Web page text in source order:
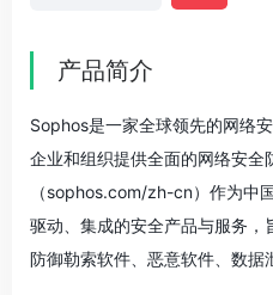
产品简介
Sophos是一家全球领先的网络
企业和组织提供全面的网络安全
（sophos.com/zh-cn）作为中
驱动、集成的安全产品与服务，
防御勒索软件、恶意软件、数据